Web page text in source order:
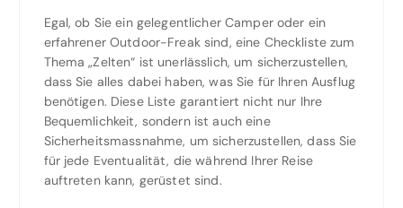
Egal, ob Sie ein gelegentlicher Camper oder ein
erfahrener Outdoor-Freak sind, eine Checkliste zum
Thema „Zelten“ ist unerlässlich, um sicherzustellen,
dass Sie alles dabei haben, was Sie für Ihren Ausflug
benötigen. Diese Liste garantiert nicht nur Ihre
Bequemlichkeit, sondern ist auch eine
Sicherheitsmassnahme, um sicherzustellen, dass Sie
für jede Eventualität, die während Ihrer Reise
auftreten kann, gerüstet sind.